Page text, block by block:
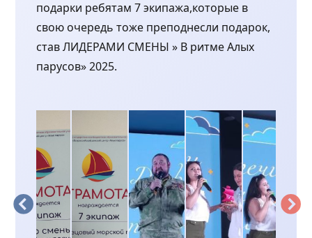
подарки ребятам 7 экипажа,которые в
свою очередь тоже преподнесли подарок,
став ЛИДЕРАМИ СМЕНЫ » В ритме Алых
парусов» 2025.